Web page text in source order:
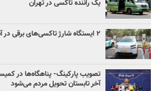
یک راننده تاکسی در تهران
۲ ایستگاه شارژ تاکسی‌های برقی در آستانه بهره‌برداری
آخر تابستان تحویل مردم می‌شود